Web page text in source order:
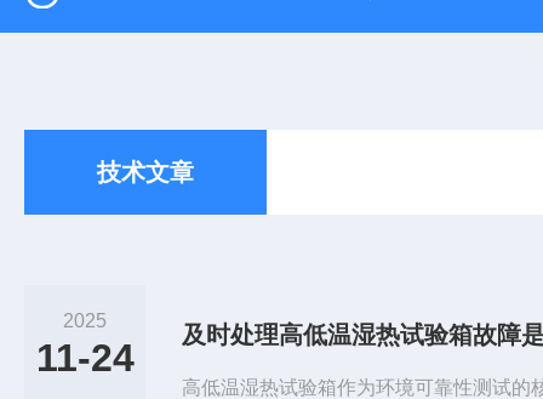
技术文章
2025
11-24
高低温湿热试验箱作为环境可靠性测试的